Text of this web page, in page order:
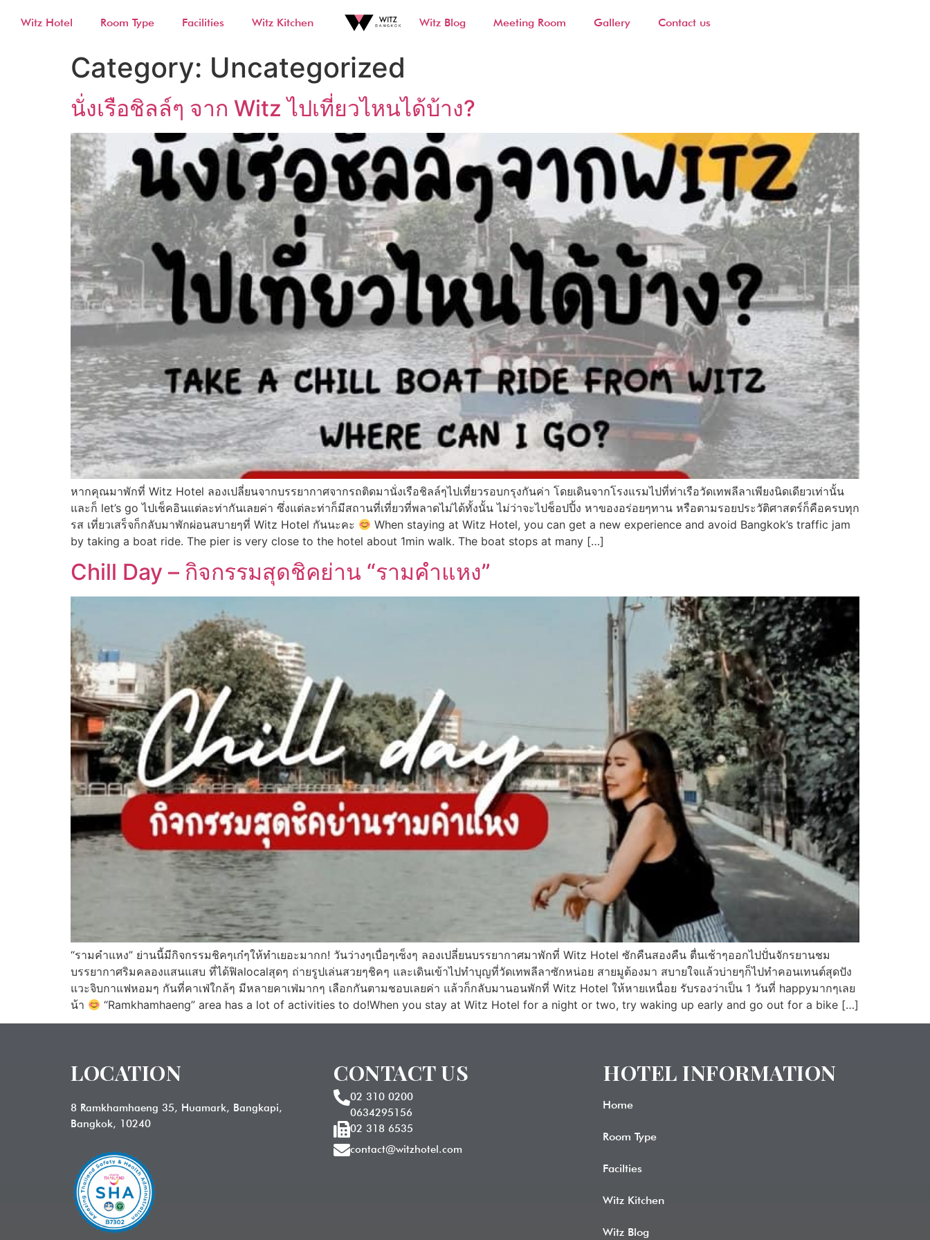
Witz Hotel Room Type Facilities Witz Kitchen Witz Blog Meeting Room Gallery Contact us
Category: Uncategorized
นั่งเรือชิลล์ๆ จาก Witz ไปเที่ยวไหนได้บ้าง?
หากคุณมาพักที่ Witz Hotel ลองเปลี่ยนจากบรรยากาศจากรถติดมานั่งเรือชิลล์ๆไปเที่ยวรอบกรุงกันค่า โดยเดินจากโรงแรมไปที่ท่าเรือวัดเทพลีลาเพียงนิดเดียวเท่านั้น
และก็ let’s go ไปเช็คอินแต่ละท่ากันเลยค่า ซึ่งแต่ละท่าก็มีสถานที่เที่ยวที่พลาดไม่ได้ทั้งนั้น ไม่ว่าจะไปช็อปปิ้ง หาของอร่อยๆทาน หรือตามรอยประวัติศาสตร์ก็คือครบทุก
รส เที่ยวเสร็จก็กลับมาพักผ่อนสบายๆที่ Witz Hotel กันนะคะ
When staying at Witz Hotel, you can get a new experience and avoid Bangkok’s traffic jam
by taking a boat ride. The pier is very close to the hotel about 1min walk. The boat stops at many […]
Chill Day – กิจกรรมสุดชิคย่าน “รามคำแหง”
“รามคำแหง” ย่านนี้มีกิจกรรมชิคๆเก๋ๆให้ทำเยอะมากก! วันว่างๆเบื่อๆเซ็งๆ ลองเปลี่ยนบรรยากาศมาพักที่ Witz Hotel ซักคืนสองคืน ตื่นเช้าๆออกไปปั่นจักรยานชม
บรรยากาศริมคลองแสนแสบ ที่ได้ฟิลlocalสุดๆ ถ่ายรูปเล่นสวยๆชิคๆ และเดินเข้าไปทำบุญที่วัดเทพลีลาซักหน่อย สายมูต้องมา สบายใจแล้วบ่ายๆก็ไปทำคอนเทนต์สุดปัง
แวะจิบกาแฟหอมๆ กันที่คาเฟ่ใกล้ๆ มีหลายคาเฟ่มากๆ เลือกกันตามชอบเลยค่า แล้วก็กลับมานอนพักที่ Witz Hotel ให้หายเหนื่อย รับรองว่าเป็น 1 วันที่ happyมากๆเลย
น้า
“Ramkhamhaeng” area has a lot of activities to do!When you stay at Witz Hotel for a night or two, try waking up early and go out for a bike […]
LOCATION
8 Ramkhamhaeng 35, Huamark, Bangkapi,
Bangkok, 10240
CONTACT US
02 310 0200
0634295156
02 318 6535
contact@witzhotel.com
HOTEL INFORMATION​
Home
Room Type
Facilties
Witz Kitchen
Witz Blog